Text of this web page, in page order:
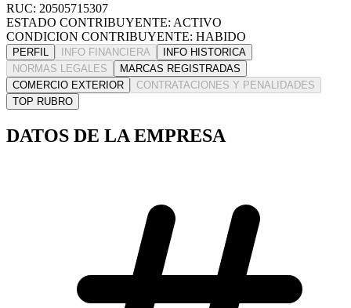
RUC: 20505715307
ESTADO CONTRIBUYENTE: ACTIVO
CONDICION CONTRIBUYENTE: HABIDO
PERFIL INFO FINANCIERA
INFO HISTORICA
NORMAS LEGALES
MARCAS REGISTRADAS
COMERCIO EXTERIOR
CONTRATACIONES Y PENALIDADES
TOP RUBRO
DATOS DE LA EMPRESA